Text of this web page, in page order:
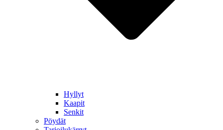
Hyllyt
Kaapit
Senkit
Pöydät